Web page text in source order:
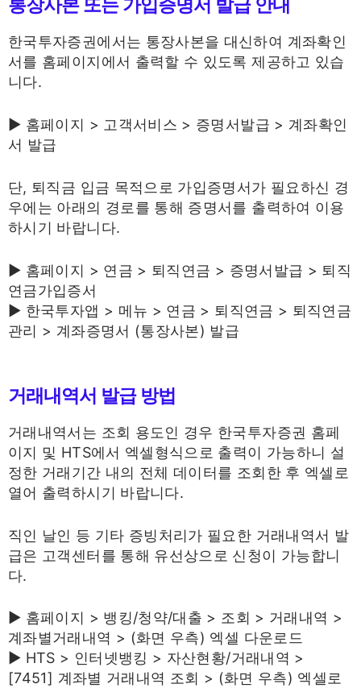
한국투자증권에서는 통장사본을 대신하여 계좌확인
서를 홈페이지에서 출력할 수 있도록 제공하고 있습
니다.
▶ 홈페이지 > 고객서비스 > 증명서발급 > 계좌확인
서 발급
단, 퇴직금 입금 목적으로 가입증명서가 필요하신 경
우에는 아래의 경로를 통해 증명서를 출력하여 이용
하시기 바랍니다.
▶ 홈페이지 > 연금 > 퇴직연금 > 증명서발급 > 퇴직
연금가입증서
▶ 한국투자앱 > 메뉴 > 연금 > 퇴직연금 > 퇴직연금
관리 > 계좌증명서 (통장사본) 발급
거래내역서 발급 방법
거래내역서는 조회 용도인 경우 한국투자증권 홈페
이지 및 HTS에서 엑셀형식으로 출력이 가능하니 설
정한 거래기간 내의 전체 데이터를 조회한 후 엑셀로
열어 출력하시기 바랍니다.
직인 날인 등 기타 증빙처리가 필요한 거래내역서 발
급은 고객센터를 통해 유선상으로 신청이 가능합니
다.
▶ 홈페이지 > 뱅킹/청약/대출 > 조회 > 거래내역 >
계좌별거래내역 > (화면 우측) 엑셀 다운로드
▶ HTS > 인터넷뱅킹 > 자산현황/거래내역 >
[7451] 계좌별 거래내역 조회 > (화면 우측) 엑셀로